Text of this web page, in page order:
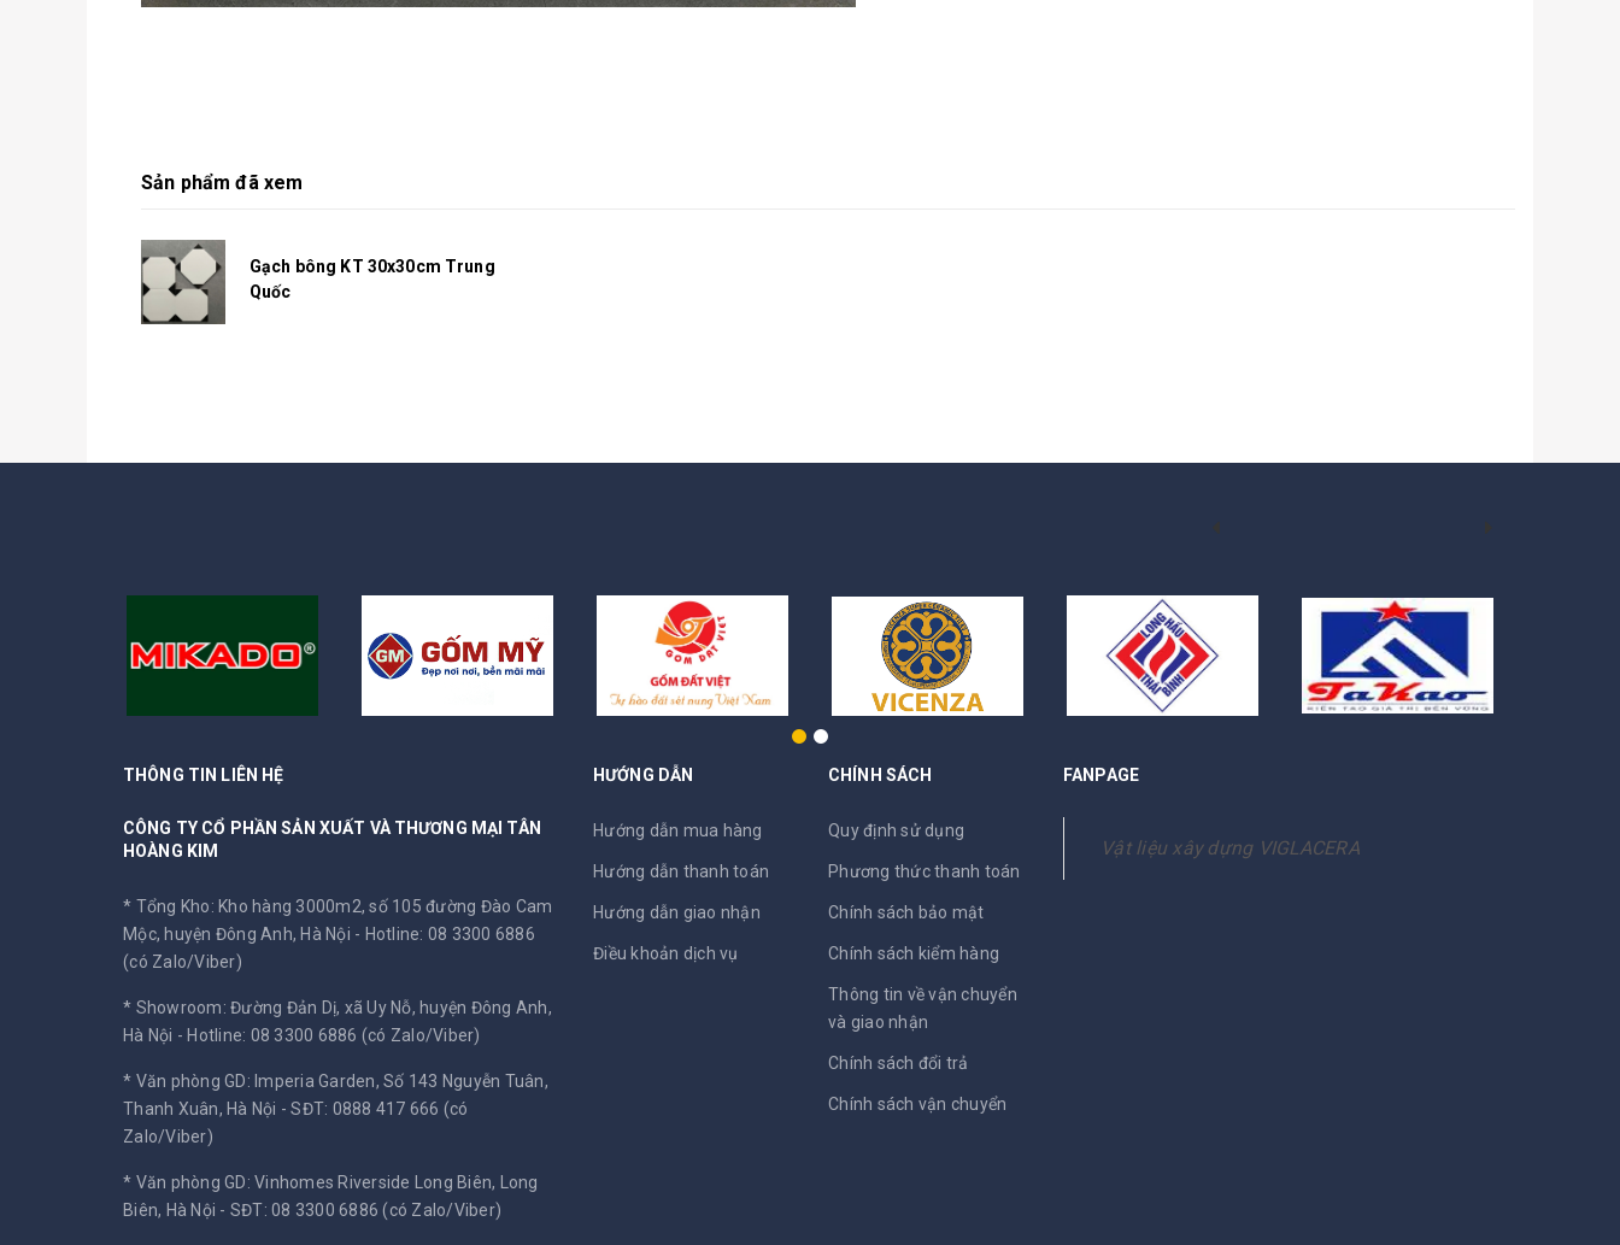
Sản phẩm đã xem
Gạch bông KT 30x30cm Trung
Quốc
THÔNG TIN LIÊN HỆ
CÔNG TY CỔ PHẦN SẢN XUẤT VÀ THƯƠNG MẠI TÂN
HOÀNG KIM
* Tổng Kho: Kho hàng 3000m2, số 105 đường Đào Cam
Mộc, huyện Đông Anh, Hà Nội - Hotline: 08 3300 6886
(có Zalo/Viber)
* Showroom: Đường Đản Dị, xã Uy Nỗ, huyện Đông Anh,
Hà Nội - Hotline: 08 3300 6886 (có Zalo/Viber)
* Văn phòng GD: Imperia Garden, Số 143 Nguyễn Tuân,
Thanh Xuân, Hà Nội -SĐT: 0888 417 666 (có
Zalo/Viber)
* Văn phòng GD: Vinhomes Riverside Long Biên, Long
Biên, Hà Nội - SĐT: 08 3300 6886 (có Zalo/Viber)
HƯỚNG DẪN
Hướng dẫn mua hàng
Hướng dẫn thanh toán
Hướng dẫn giao nhận
Điều khoản dịch vụ
CHÍNH SÁCH
Quy định sử dụng
Phương thức thanh toán
Chính sách bảo mật
Chính sách kiểm hàng
Thông tin về vận chuyển
và giao nhận
Chính sách đổi trả
Chính sách vận chuyển
FANPAGE
Vật liệu xây dựng VIGLACERA